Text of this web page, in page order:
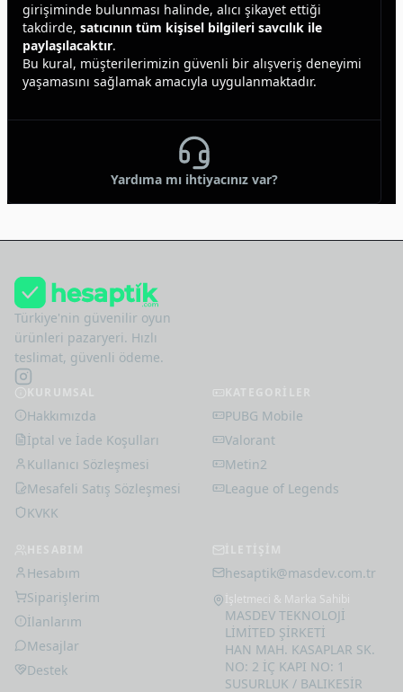
girişiminde bulunması halinde, alıcı şikayet ettiği
takdirde, satıcının tüm kişisel bilgileri savcılık ile
paylaşılacaktır.
Bu kural, müşterilerimizin güvenli bir alışveriş deneyimi
yaşamasını sağlamak amacıyla uygulanmaktadır.
Yardıma mı ihtiyacınız var?
Türkiye'nin güvenilir oyun
ürünleri pazaryeri. Hızlı
teslimat, güvenli ödeme.
Hakkımızda
İptal ve İade Koşulları
Kullanıcı Sözleşmesi
Mesafeli Satış Sözleşmesi
KVKK
PUBG Mobile
Valorant
Metin2
League of Legends
Hesabım
Siparişlerim
İlanlarım
Mesajlar
Destek
hesaptik@masdev.com.tr
İşletmeci & Marka Sahibi
MASDEV TEKNOLOJİ
LİMİTED ŞİRKETİ
HAN MAH. KASAPLAR SK.
NO: 2 İÇ KAPI NO: 1
SUSURLUK / BALIKESİR